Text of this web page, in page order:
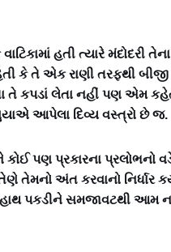
હતી ત્યારે મંદોદરી
કે તે એક રાણી તરફથી
તે કપડાં લેતા નહીં પણ એમ
આપેલા દિવ્ય વસ્ત્રો છે જ.
કોઈ પણ પ્રકારના પ્રલોભનો
અંત કરવાનો નિર્ધાર
હાથ પકડીને સમજાવટથી આમ ન